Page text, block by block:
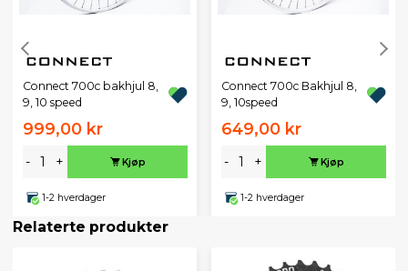
Connect 700c bakhjul 8,
9, 10 speed
999,00 kr
- + Kjøp
1-2 hverdager
Connect 700c Bakhjul 8,
9, 10speed
649,00 kr
- + Kjøp
1-2 hverdager
Relaterte produkter